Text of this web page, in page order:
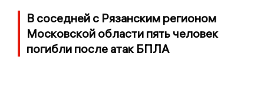
В соседней с Рязанским регионом
Московской области пять человек
погибли после атак БПЛА